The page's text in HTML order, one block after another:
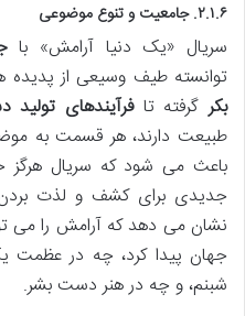
۲.۱.۶. جامعیت و تنوع موضوعی
سریال «یک دنیا آرامش» با
توانسته طیف وسیعی از
بکرگرفته تافرآیندهای
طبیعت دارند، هر قسمت به
باعث می شود که سریال
جدیدی برای کشف و لذت بردن
نشان می دهد که آرامش را می
جهان پیدا کرد، چه در عظمت
شبنم، و چه در هنر دست بشر.